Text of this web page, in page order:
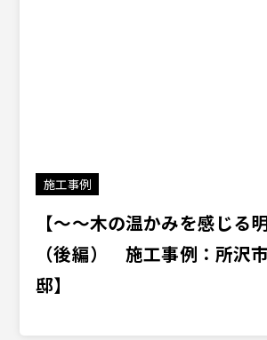
施工事例
【〜〜木の温かみを感じる
（後編） 施工事例：所沢
邸】